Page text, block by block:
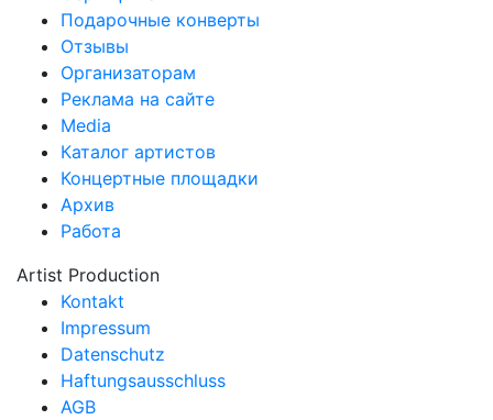
Подарочные конверты
Отзывы
Организаторам
Реклама на сайте
Media
Каталог артистов
Концертные площадки
Архив
Работа
Artist Production
Kontakt
Impressum
Datenschutz
Haftungsausschluss
AGB